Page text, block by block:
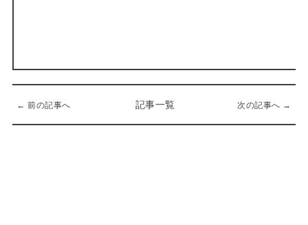
← 前の記事へ 記事一覧 次の記事へ →